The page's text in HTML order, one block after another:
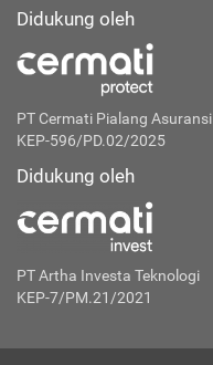
Didukung oleh
PT Cermati Pialang Asuransi
KEP-596/PD.02/2025
Didukung oleh
PT Artha Investa Teknologi
KEP-7/PM.21/2021